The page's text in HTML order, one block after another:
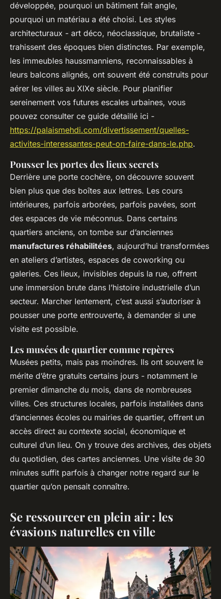
développée, pourquoi un bâtiment fait angle,
pourquoi un matériau a été choisi. Les styles
architecturaux - art déco, néoclassique, brutaliste -
trahissent des époques bien distinctes. Par exemple,
les immeubles haussmanniens, reconnaissables à
leurs balcons alignés, ont souvent été construits pour
aérer les villes au XIXe siècle. Pour planifier
sereinement vos futures escales urbaines, vous
pouvez consulter ce guide détaillé ici -
https://palaismehdi.com/divertissement/quelles-
activites-interessantes-peut-on-faire-dans-le.php.
Pousser les portes des lieux secrets
Derrière une porte cochère, on découvre souvent
bien plus que des boîtes aux lettres. Les cours
intérieures, parfois arborées, parfois pavées, sont
des espaces de vie méconnus. Dans certains
quartiers anciens, on tombe sur d’anciennes
manufactures réhabilitées, aujourd’hui transformées
en ateliers d’artistes, espaces de coworking ou
galeries. Ces lieux, invisibles depuis la rue, offrent
une immersion brute dans l’histoire industrielle d’un
secteur. Marcher lentement, c’est aussi s’autoriser à
pousser une porte entrouverte, à demander si une
visite est possible.
Les musées de quartier comme repères
Musées petits, mais pas moindres. Ils ont souvent le
mérite d’être gratuits certains jours - notamment le
premier dimanche du mois, dans de nombreuses
villes. Ces structures locales, parfois installées dans
d’anciennes écoles ou mairies de quartier, offrent un
accès direct au contexte social, économique et
culturel d’un lieu. On y trouve des archives, des objets
du quotidien, des cartes anciennes. Une visite de 30
minutes suffit parfois à changer notre regard sur le
quartier qu’on pensait connaître.
Se ressourcer en plein air : les
évasions naturelles en ville